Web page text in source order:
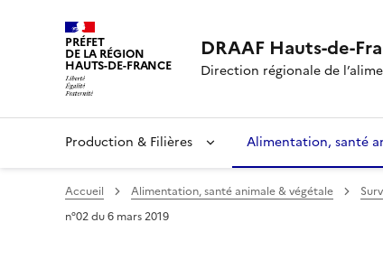
PRÉFET
DE LA RÉGION
HAUTS-DE-FRANCE
DRAAF Hauts-de-
Direction régionale de
Production & Filières Alimentation, santé
Accueil Alimentation, santé animale & végétale
n°02 du 6 mars 2019